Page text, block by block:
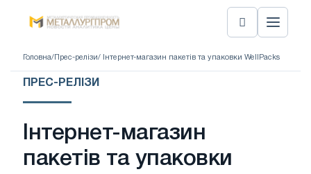
Головна/ Прес-релізи/ Інтернет-магазин пакетів та упаковки WellPacks
ПРЕС-РЕЛІЗИ
Інтернет-магазин
пакетів та упаковки